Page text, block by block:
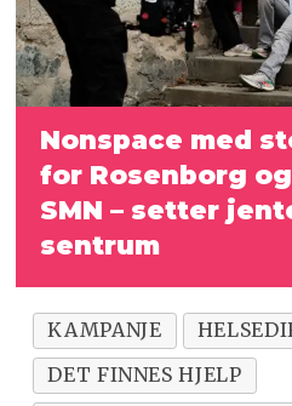
Nonspace med
for Rosenborg og
SMN – setter
sentrum
KAMPANJE
DET FINNES HJELP